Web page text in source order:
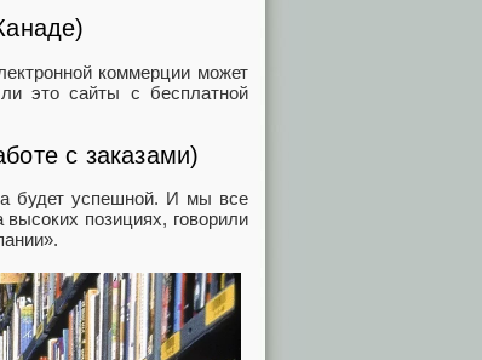
коммерции может
это сайты с бесплатной
с заказами)
будет успешной. И мы все
позициях, говорили